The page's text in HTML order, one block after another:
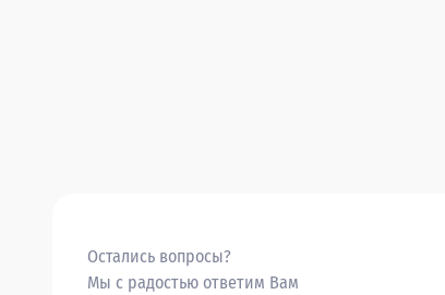
Остались вопросы?
Мы с радостью ответим Вам